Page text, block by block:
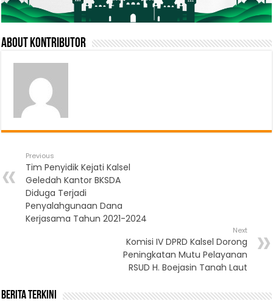
About Kontributor
Previous
Tim Penyidik Kejati Kalsel
Geledah Kantor BKSDA
Diduga Terjadi
Penyalahgunaan Dana
Kerjasama Tahun 2021-2024
Next
Komisi IV DPRD Kalsel Dorong
Peningkatan Mutu Pelayanan
RSUD H. Boejasin Tanah Laut
Berita Terkini